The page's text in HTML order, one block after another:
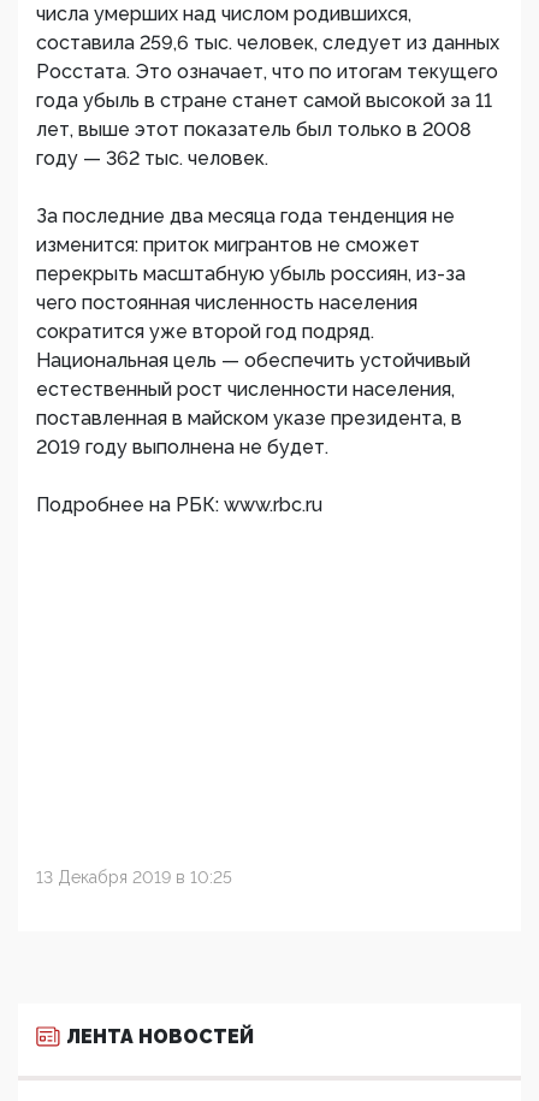
числа умерших над числом родившихся,
составила 259,6 тыс. человек, следует из данных
Росстата. Это означает, что по итогам текущего
года убыль в стране станет самой высокой за 11
лет, выше этот показатель был только в 2008
году — 362 тыс. человек.
За последние два месяца года тенденция не
изменится: приток мигрантов не сможет
перекрыть масштабную убыль россиян, из-за
чего постоянная численность населения
сократится уже второй год подряд.
Национальная цель — обеспечить устойчивый
естественный рост численности населения,
поставленная в майском указе президента, в
2019 году выполнена не будет.
Подробнее на РБК: www.rbc.ru
13 Декабря 2019 в 10:25
ЛЕНТА НОВОСТЕЙ